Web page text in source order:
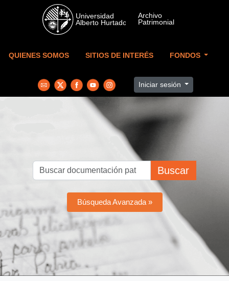
Skip to main content
QUIENES SOMOS SITIOS DE INTERÉS FONDOS
Iniciar sesión
Buscar
Búsqueda Avanzada »